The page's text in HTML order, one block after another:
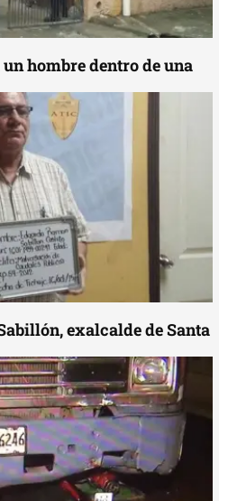
hombre dentro de una
exalcalde de Santa